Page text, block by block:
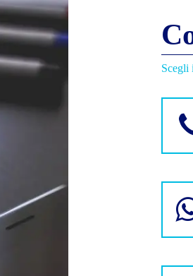
Scegli